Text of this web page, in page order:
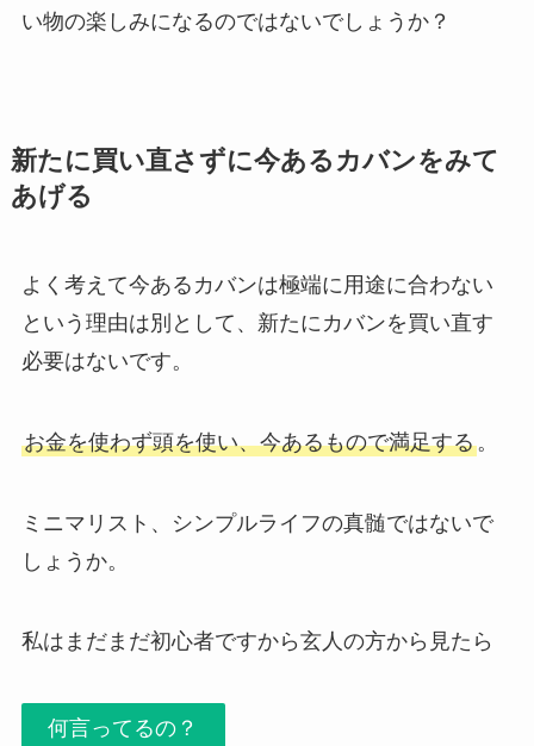
い物の楽しみになるのではないでしょうか？
新たに買い直さずに今あるカバンをみて
あげる
よく考えて今あるカバンは極端に用途に合わない
という理由は別として、新たにカバンを買い直す
必要はないです。
お金を使わず頭を使い、今あるもので満足する。
ミニマリスト、シンプルライフの真髄ではないで
しょうか。
私はまだまだ初心者ですから玄人の方から見たら
何言ってるの？